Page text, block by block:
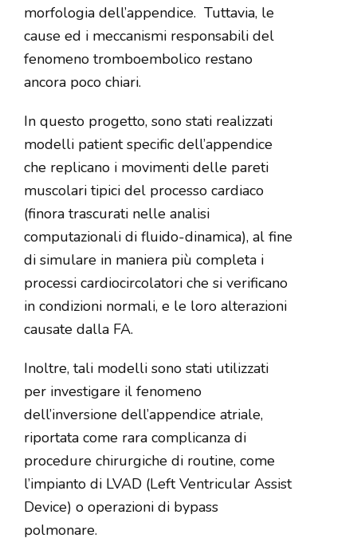
morfologia dell’appendice. Tuttavia, le
cause ed i meccanismi responsabili del
fenomeno tromboembolico restano
ancora poco chiari.
In questo progetto, sono stati realizzati
modelli patient specific dell’appendice
che replicano i movimenti delle pareti
muscolari tipici del processo cardiaco
(finora trascurati nelle analisi
computazionali di fluido-dinamica), al fine
di simulare in maniera più completa i
processi cardiocircolatori che si verificano
in condizioni normali, e le loro alterazioni
causate dalla FA.
Inoltre, tali modelli sono stati utilizzati
per investigare il fenomeno
dell’inversione dell’appendice atriale,
riportata come rara complicanza di
procedure chirurgiche di routine, come
l’impianto di LVAD (Left Ventricular Assist
Device) o operazioni di bypass
polmonare.